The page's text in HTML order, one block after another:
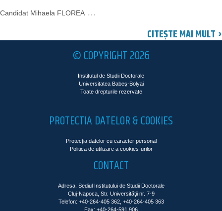
Candidat Mihaela FLOREA …
CITEȘTE MAI MULT ›
© COPYRIGHT 2026
Institutul de Studii Doctorale
Universitatea Babeş-Bolyai
Toate drepturile rezervate
PROTECTIA DATELOR & COOKIES
Protecția datelor cu caracter personal
Politica de utilizare a cookies-urilor
CONTACT
Adresa: Sediul Institutului de Studii Doctorale
Cluj-Napoca, Str. Universităţii nr. 7-9
Telefon: +40-264-405 362, +40-264-405 363
Fax: +40-264-591 906